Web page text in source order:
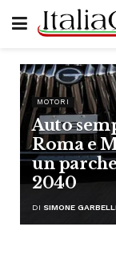
MOTORI
Auto
Roma e
un
2040
DI SIMONE GARBELLI